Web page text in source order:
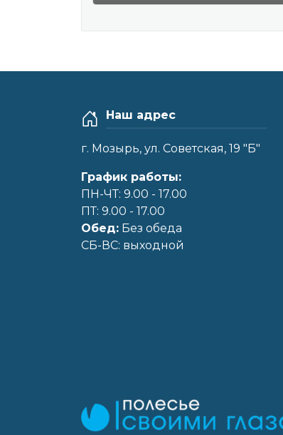
Наш адрес
г. Мозырь, ул. Советская, 19 "Б"
График работы:
ПН-ЧТ: 9.00 - 17.00
ПТ: 9.00 - 17.00
Обед: Без обеда
CБ-ВС: выходной